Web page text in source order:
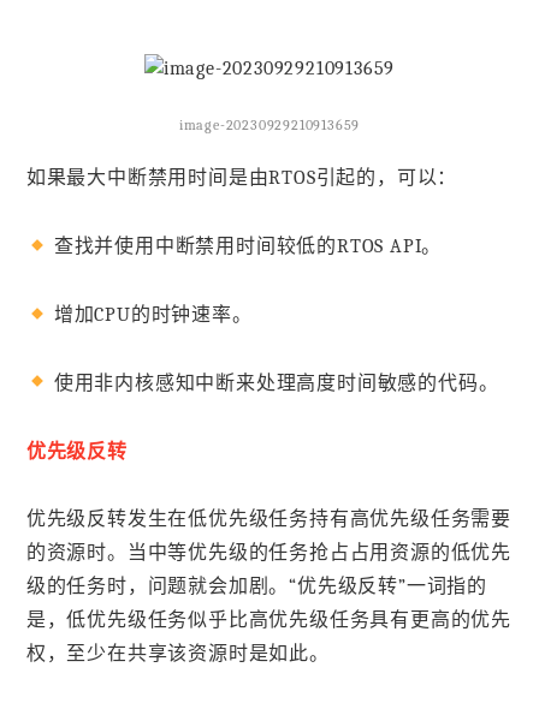
image-20230929210913659
如果最大中断禁用时间是由RTOS引起的，可以：
查找并使用中断禁用时间较低的RTOS API。
增加CPU的时钟速率。
使用非内核感知中断来处理高度时间敏感的代码。
优先级反转
优先级反转发生在低优先级任务持有高优先级任务需要
的资源时。当中等优先级的任务抢占占用资源的低优先
级的任务时，问题就会加剧。“优先级反转”一词指的
是，低优先级任务似乎比高优先级任务具有更高的优先
权，至少在共享该资源时是如此。